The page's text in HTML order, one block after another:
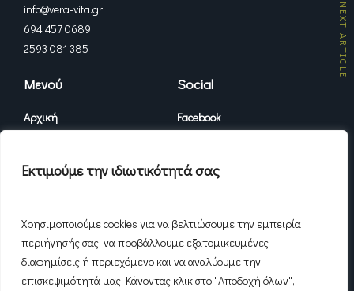
Εκτιμούμε την ιδιωτικότητά σας
Χρησιμοποιούμε cookies για να βελτιώσουμε την εμπειρία
περιήγησής σας, να προβάλλουμε εξατομικευμένες
διαφημίσεις ή περιεχόμενο και να αναλύουμε την
επισκεψιμότητά μας. Κάνοντας κλικ στο "Αποδοχή όλων",
NEXT ARTICLE
info@vera-vita.gr
694 457 0689
2593 081 385
Μενού
Αρχική
Επικοινωνία
Social
Facebook